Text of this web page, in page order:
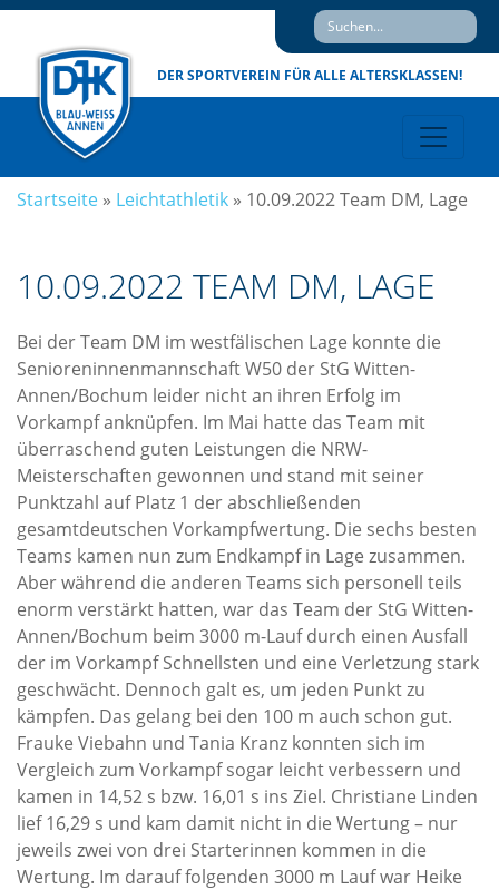
DER SPORTVEREIN FÜR ALLE ALTERSKLASSEN!
Startseite » Leichtathletik » 10.09.2022 Team DM, Lage
10.09.2022 TEAM DM, LAGE
Bei der Team DM im westfälischen Lage konnte die
Senioreninnenmannschaft W50 der StG Witten-
Annen/Bochum leider nicht an ihren Erfolg im
Vorkampf anknüpfen. Im Mai hatte das Team mit
überraschend guten Leistungen die NRW-
Meisterschaften gewonnen und stand mit seiner
Punktzahl auf Platz 1 der abschließenden
gesamtdeutschen Vorkampfwertung. Die sechs besten
Teams kamen nun zum Endkampf in Lage zusammen.
Aber während die anderen Teams sich personell teils
enorm verstärkt hatten, war das Team der StG Witten-
Annen/Bochum beim 3000 m-Lauf durch einen Ausfall
der im Vorkampf Schnellsten und eine Verletzung stark
geschwächt. Dennoch galt es, um jeden Punkt zu
kämpfen. Das gelang bei den 100 m auch schon gut.
Frauke Viebahn und Tania Kranz konnten sich im
Vergleich zum Vorkampf sogar leicht verbessern und
kamen in 14,52 s bzw. 16,01 s ins Ziel. Christiane Linden
lief 16,29 s und kam damit nicht in die Wertung – nur
jeweils zwei von drei Starterinnen kommen in die
Wertung. Im darauf folgenden 3000 m Lauf war Heike